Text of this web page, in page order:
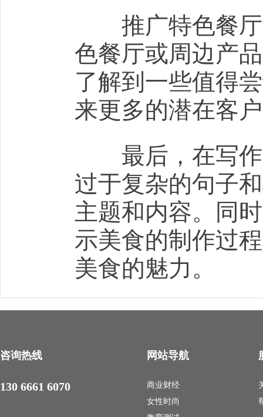
推广特色餐厅
色餐厅或周边产
了解到一些值得
来更多的潜在客
最后，在写作
过于复杂的句子
主题和内容。同
示美食的制作过
美食的魅力。
咨询热线
130 6661 6070
网站导航
商业财经
女性时尚